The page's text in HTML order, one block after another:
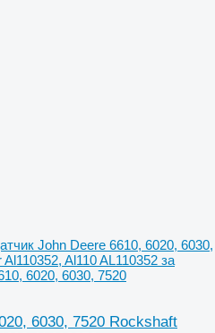
John Deere 6610, 6020, 6030,
Al110 AL110352 за
6020, 6030, 7520
6030, 7520 Rockshaft